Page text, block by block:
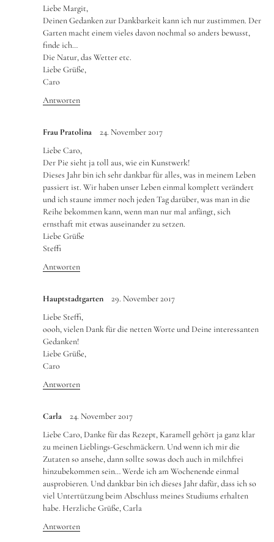
Liebe Margit,
Deinen Gedanken zur Dankbarkeit kann ich nur zustimmen. Der
Garten macht einem vieles davon nochmal so anders bewusst,
finde ich…
Die Natur, das Wetter etc.
Liebe Grüße,
Caro
Antworten
Frau Pratolina
24. November 2017
Liebe Caro,
Der Pie sieht ja toll aus, wie ein Kunstwerk!
Dieses Jahr bin ich sehr dankbar für alles, was in meinem Leben
passiert ist. Wir haben unser Leben einmal komplett verändert
und ich staune immer noch jeden Tag darüber, was man in die
Reihe bekommen kann, wenn man nur mal anfängt, sich
ernsthaft mit etwas auseinander zu setzen.
Liebe Grüße
Steffi
Antworten
Hauptstadtgarten
29. November 2017
Liebe Steffi,
oooh, vielen Dank für die netten Worte und Deine interessanten
Gedanken!
Liebe Grüße,
Caro
Antworten
Carla
24. November 2017
Liebe Caro, Danke für das Rezept, Karamell gehört ja ganz klar
zu meinen Lieblings-Geschmäckern. Und wenn ich mir die
Zutaten so ansehe, dann sollte sowas doch auch in milchfrei
hinzubekommen sein… Werde ich am Wochenende einmal
ausprobieren. Und dankbar bin ich dieses Jahr dafür, dass ich so
viel Untertützung beim Abschluss meines Studiums erhalten
habe. Herzliche Grüße, Carla
Antworten